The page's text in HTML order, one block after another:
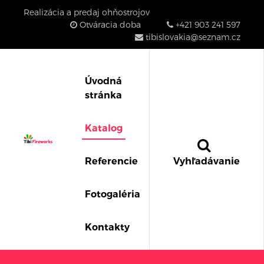
Realizácia a predaj ohňostrojov
Otváracia doba
+421 903 241 597
tibislovakia@seznam.cz
Úvodná
stránka
Katalog
Referencie
Fotogaléria
Kontakty
Vyhľadávanie